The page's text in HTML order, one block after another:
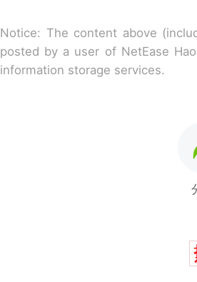
Notice: The content above
posted by a user of NetEase
information storage services.